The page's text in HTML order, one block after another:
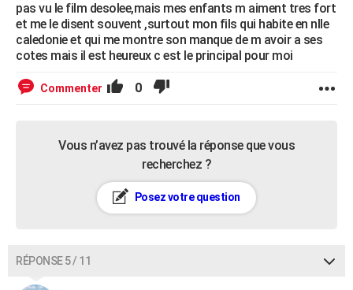
pas vu le film desolee,mais mes enfants m aiment tres fort
et me le disent souvent ,surtout mon fils qui habite en nlle
caledonie et qui me montre son manque de m avoir a ses
cotes mais il est heureux c est le principal pour moi
Commenter 0
Vous n’avez pas trouvé la réponse que vous
recherchez ?
Posez votre question
RÉPONSE 5 / 11